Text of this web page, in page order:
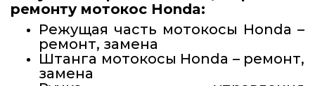
ремонту мотокос Honda:
Режущая часть мотокосы Honda –
ремонт, замена
Штанга мотокосы Honda – ремонт,
замена